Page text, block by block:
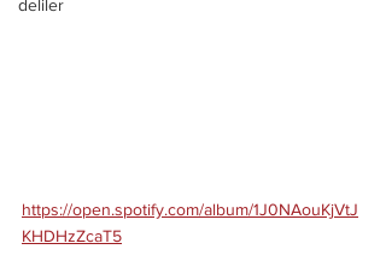
deliler
https://open.spotify.com/album/1J0NAouKjVtJ
KHDHzZcaT5